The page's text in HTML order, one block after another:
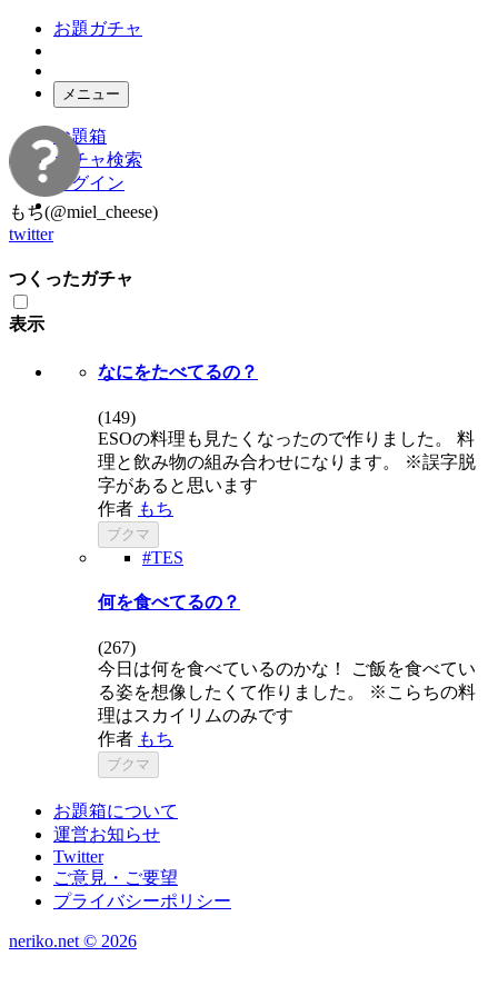
お題ガチャ
メニュー
お題箱
ガチャ検索
ログイン
もち(@miel_cheese)
twitter
つくったガチャ
表示
なにをたべてるの？
(149)
ESOの料理も見たくなったので作りました。 料
理と飲み物の組み合わせになります。 ※誤字脱
字があると思います
作者 もち
ブクマ
#TES
何を食べてるの？
(267)
今日は何を食べているのかな！ ご飯を食べてい
る姿を想像したくて作りました。 ※こらちの料
理はスカイリムのみです
作者 もち
ブクマ
お題箱について
運営お知らせ
Twitter
ご意見・ご要望
プライバシーポリシー
neriko.net © 2026